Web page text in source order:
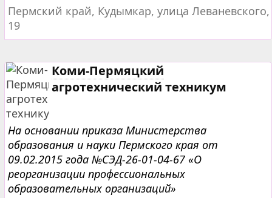
Пермский край, Кудымкар, улица Леваневского,
19
Коми-Пермяцкий
агротехнический техникум
На основании приказа Министерства
образования и науки Пермского края от
09.02.2015 года №СЭД-26-01-04-67 «О
реорганизации профессиональных
образовательных организаций»